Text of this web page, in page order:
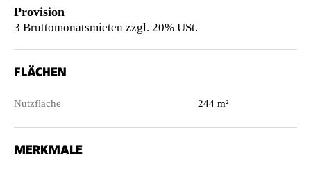
Provision
3 Bruttomonatsmieten zzgl. 20% USt.
FLÄCHEN
Nutzfläche 244 m²
MERKMALE